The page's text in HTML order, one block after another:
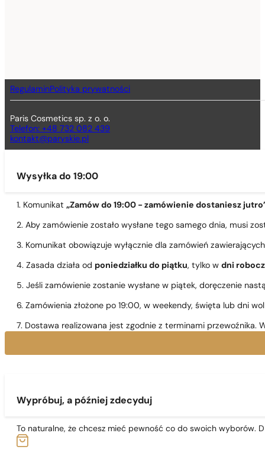
RegulaminPolityka prywatności
Paris Cosmetics sp. z o. o.
Telefon: +48 732 082 439
kontakt@paryskie.pl
Wysyłka do 19:00
1. Komunikat „Zamów do 19:00 - zamówienie dostaniesz
2. Aby zamówienie zostało wysłane tego samego dnia, musi
3. Komunikat obowiązuje wyłącznie dla zamówień
4. Zasada działa od poniedziałku do piątku, tylko w dni
5. Jeśli zamówienie zostanie wysłane w piątek, doręczenie
6. Zamówienia złożone po 19:00, w weekendy, święta lub dni
7. Dostawa realizowana jest zgodnie z terminami przewoźnika.
Wypróbuj, a później zdecyduj
To naturalne, że chcesz mieć pewność co do swoich wyborów.